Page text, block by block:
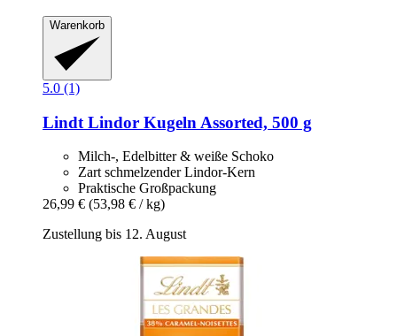
Warenkorb
5.0 (1)
Lindt Lindor Kugeln Assorted, 500 g
Milch-, Edelbitter & weiße Schoko
Zart schmelzender Lindor-Kern
Praktische Großpackung
26,99 € (53,98 € / kg)
Zustellung bis 12. August